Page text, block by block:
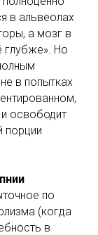
в альвеолах
а мозг в
глубже». Но
в попытках
освободит
порции
по
(когда
в